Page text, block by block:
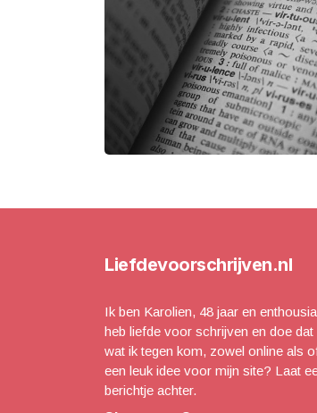
Liefdevoorschrijven.nl
Ik ben Karolien, 48 jaar en
heb liefde voor schrijven en doe
wat ik tegen kom, zowel online als
een leuk idee voor mijn site? Laat
berichtje achter.